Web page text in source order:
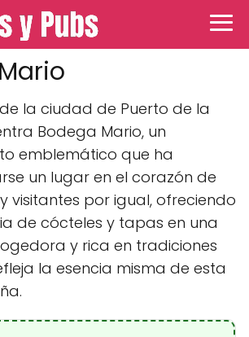
la ciudad de Puerto de la
Bodega Mario, un
emblemático que ha
un lugar en el corazón de
visitantes por igual, ofreciendo
de cócteles y tapas en una
y rica en tradiciones
la esencia misma de esta